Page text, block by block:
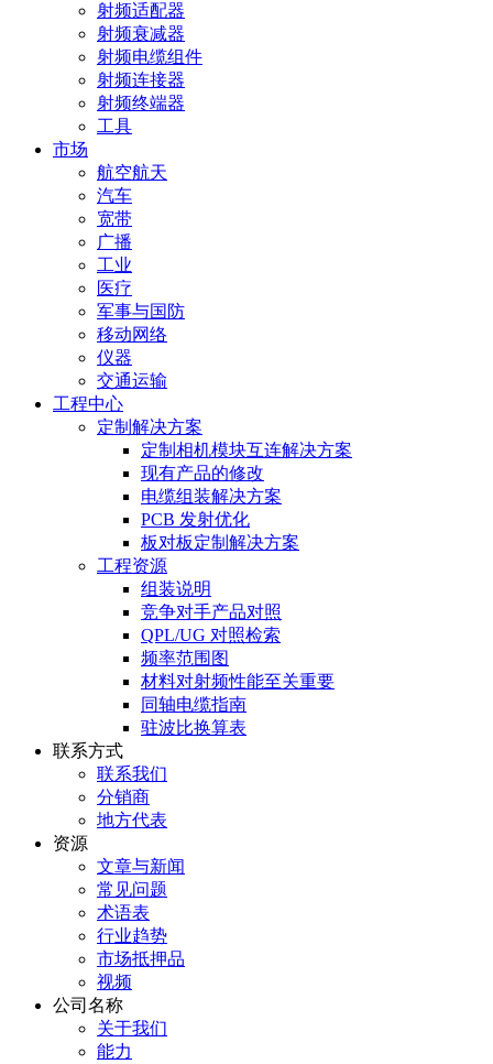
射频适配器
射频衰减器
射频电缆组件
射频连接器
射频终端器
工具
市场
航空航天
汽车
宽带
广播
工业
医疗
军事与国防
移动网络
仪器
交通运输
工程中心
定制解决方案
定制相机模块互连解决方案
现有产品的修改
电缆组装解决方案
PCB 发射优化
板对板定制解决方案
工程资源
组装说明
竞争对手产品对照
QPL/UG 对照检索
频率范围图
材料对射频性能至关重要
同轴电缆指南
驻波比换算表
联系方式
联系我们
分销商
地方代表
资源
文章与新闻
常见问题
术语表
行业趋势
市场抵押品
视频
公司名称
关于我们
能力